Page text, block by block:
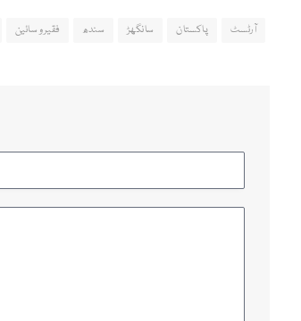
آرٹسٹ پاکستان سانگھڑ سندھ فقیرو سائین